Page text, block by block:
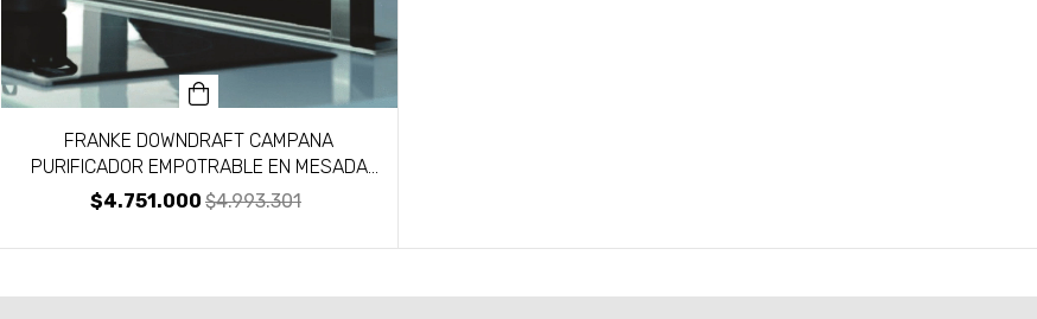
FRANKE DOWNDRAFT CAMPANA
PURIFICADOR EMPOTRABLE EN MESADA
90CM (1365558)
$4.751.000 $4.993.301